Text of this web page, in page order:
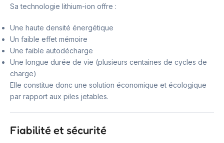
Sa technologie lithium-ion offre :
Une haute densité énergétique
Un faible effet mémoire
Une faible autodécharge
Une longue durée de vie (plusieurs centaines de cycles de
charge)
Elle constitue donc une solution économique et écologique
par rapport aux piles jetables.
Fiabilité et sécurité